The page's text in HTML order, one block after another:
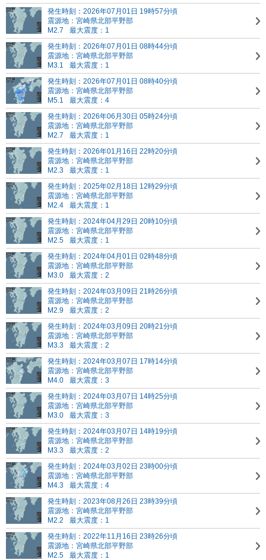
発生時刻：2026年07月01日 19時57分頃
震源地：宮崎県北部平野部
M2.7
最大震度：1
発生時刻：2026年07月01日 08時44分頃
震源地：宮崎県北部平野部
M3.1
最大震度：1
発生時刻：2026年07月01日 08時40分頃
震源地：宮崎県北部平野部
M5.1
最大震度：4
発生時刻：2026年06月30日 05時24分頃
震源地：宮崎県北部平野部
M2.7
最大震度：1
発生時刻：2026年01月16日 22時20分頃
震源地：宮崎県北部平野部
M2.3
最大震度：1
発生時刻：2025年02月18日 12時29分頃
震源地：宮崎県北部平野部
M2.4
最大震度：1
発生時刻：2024年04月29日 20時10分頃
震源地：宮崎県北部平野部
M2.5
最大震度：1
発生時刻：2024年04月01日 02時48分頃
震源地：宮崎県北部平野部
M3.0
最大震度：2
発生時刻：2024年03月09日 21時26分頃
震源地：宮崎県北部平野部
M2.9
最大震度：2
発生時刻：2024年03月09日 20時21分頃
震源地：宮崎県北部平野部
M3.3
最大震度：2
発生時刻：2024年03月07日 17時14分頃
震源地：宮崎県北部平野部
M4.0
最大震度：3
発生時刻：2024年03月07日 14時25分頃
震源地：宮崎県北部平野部
M3.0
最大震度：3
発生時刻：2024年03月07日 14時19分頃
震源地：宮崎県北部平野部
M3.3
最大震度：2
発生時刻：2024年03月02日 23時00分頃
震源地：宮崎県北部平野部
M4.3
最大震度：4
発生時刻：2023年08月26日 23時39分頃
震源地：宮崎県北部平野部
M2.2
最大震度：1
発生時刻：2022年11月16日 23時26分頃
震源地：宮崎県北部平野部
M2.5
最大震度：1